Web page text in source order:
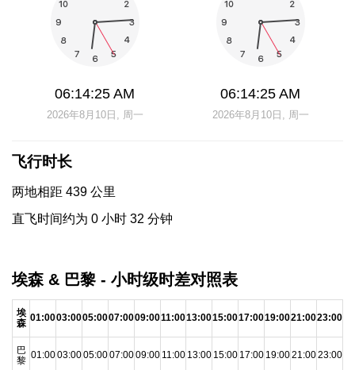
06:14:25 AM
2026年8月10日, 周一
06:14:25 AM
2026年8月10日, 周一
飞行时长
两地相距 439 公里
直飞时间约为 0 小时 32 分钟
埃森 & 巴黎 - 小时级时差对照表
埃
森 01:0003:0005:0007:0009:0011:0013:0015:0017:0019:0021:0023:00
巴
黎 01:0003:0005:0007:0009:00 11:00 13:00 15:00 17:00 19:0021:0023:00